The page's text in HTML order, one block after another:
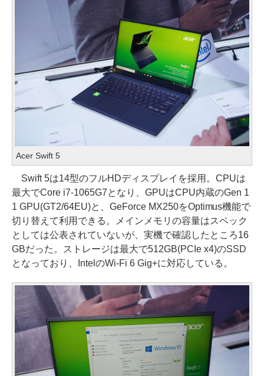
Acer Swift 5
Swift 5は14型のフルHDディスプレイを採用。CPUは
最大でCore i7-1065G7となり、GPUはCPU内蔵のGen 1
1 GPU(GT2/64EU)と、GeForce MX250をOptimus機能で
切り替えて利用できる。メインメモリの容量はスペック
としては公表されていないが、実機で確認したところ16
GBだった。ストレージは最大で512GB(PCIe x4)のSSD
となっており、IntelのWi-Fi 6 Gig+に対応している。